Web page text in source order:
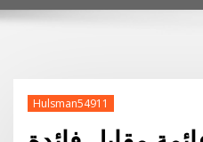
Hulsman54911